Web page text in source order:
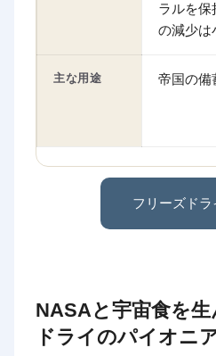
ラルを保
の減少は
主な用途 帝国の備
フリーズドラ
NASAと宇宙食を
ドライのパイオニ